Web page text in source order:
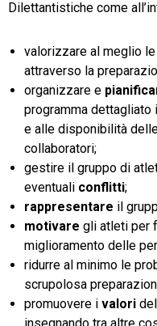
Dilettantistiche come
valorizzare al meglio le
attraverso la
organizzare e
programma
e alle disponibilità
collaboratori;
gestire il gruppo di
eventuali conflitti;
rappresentare il
motivare gli atleti per
miglioramento delle
ridurre al minimo le
scrupolosa
promuovere i valori